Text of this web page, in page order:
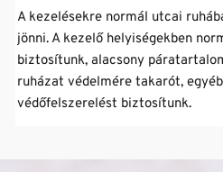
Egyes Sóklinikáinkon SZÉP
részletekről kérjük érdeklődjön a
vagy személyesen!
általában javasolt a legalább heti
annak érdekében, hogy az egyes
el 48 óránál hosszabb idő.
A kezelésekre normál utcai
jönni. A kezelő helyiségekben
biztosítunk, alacsony
ruházat védelmére takarót,
védőfelszerelést biztosítunk.